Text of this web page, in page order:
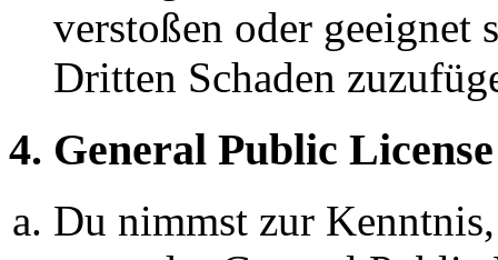
verstoßen oder geeignet
Dritten Schaden
4. General Public License
Du nimmst zur